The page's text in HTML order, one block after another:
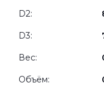
D2:
D3:
Вес:
Объём: